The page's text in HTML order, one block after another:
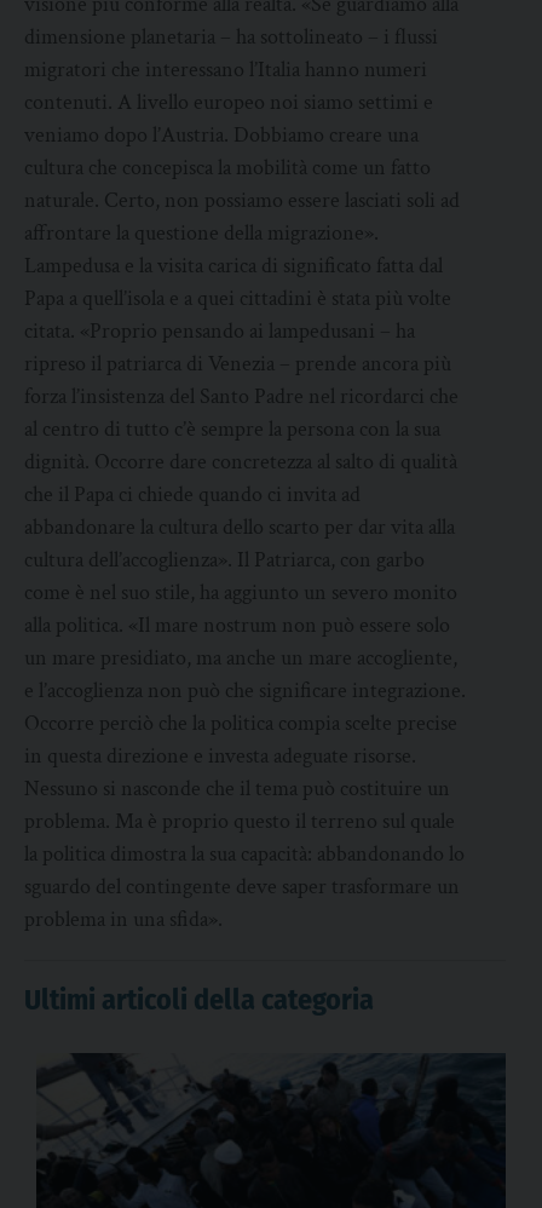
dimensione planetaria – ha sottolineato – i flussi
migratori che interessano l’Italia hanno numeri
contenuti. A livello europeo noi siamo settimi e
veniamo dopo l’Austria. Dobbiamo creare una
cultura che concepisca la mobilità come un fatto
naturale. Certo, non possiamo essere lasciati soli ad
affrontare la questione della migrazione».
Lampedusa e la visita carica di significato fatta dal
Papa a quell’isola e a quei cittadini è stata più volte
citata. «Proprio pensando ai lampedusani – ha
ripreso il patriarca di Venezia – prende ancora più
forza l’insistenza del Santo Padre nel ricordarci che
al centro di tutto c’è sempre la persona con la sua
dignità. Occorre dare concretezza al salto di qualità
che il Papa ci chiede quando ci invita ad
abbandonare la cultura dello scarto per dar vita alla
cultura dell’accoglienza». Il Patriarca, con garbo
come è nel suo stile, ha aggiunto un severo monito
alla politica. «Il mare nostrum non può essere solo
un mare presidiato, ma anche un mare accogliente,
e l’accoglienza non può che significare integrazione.
Occorre perciò che la politica compia scelte precise
in questa direzione e investa adeguate risorse.
Nessuno si nasconde che il tema può costituire un
problema. Ma è proprio questo il terreno sul quale
la politica dimostra la sua capacità: abbandonando lo
sguardo del contingente deve saper trasformare un
problema in una sfida».
Ultimi articoli della categoria